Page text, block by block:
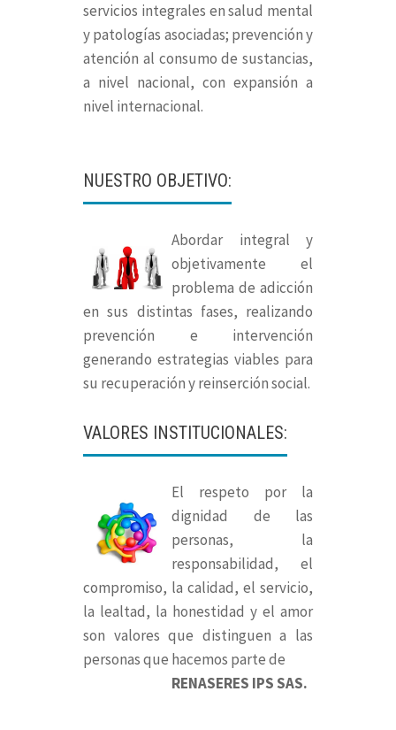
servicios integrales en salud mental
y patologías asociadas; prevención y
atención al consumo de sustancias,
a nivel nacional, con expansión a
nivel internacional.
NUESTRO OBJETIVO:
Abordar integral y
objetivamente el
problema de adicción
en sus distintas fases, realizando
prevención e intervención
generando estrategias viables para
su recuperación y reinserción social.
VALORES INSTITUCIONALES:
El respeto por la
dignidad de las
personas, la
responsabilidad, el
compromiso, la calidad, el servicio,
la lealtad, la honestidad y el amor
son valores que distinguen a las
personas que hacemos parte de
RENASERES IPS SAS.